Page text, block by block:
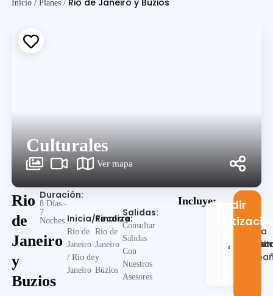
Inicio /Planes / Rio de Janeiro y Buzios
Culturales
Ver mapa
Rio
de
Janeiro
y
Buzios
Duración:
8 Días -
7
Noches Inicia/Finaliza:
Rio de
Janeiro
/ Rio de
Janeiro
Recorre:
Rio de
Janeiro
y
Búzios
Salidas:
Consultar
Salidas
Con
Nuestros
Asesores
Incluye:
Guia
Pedir